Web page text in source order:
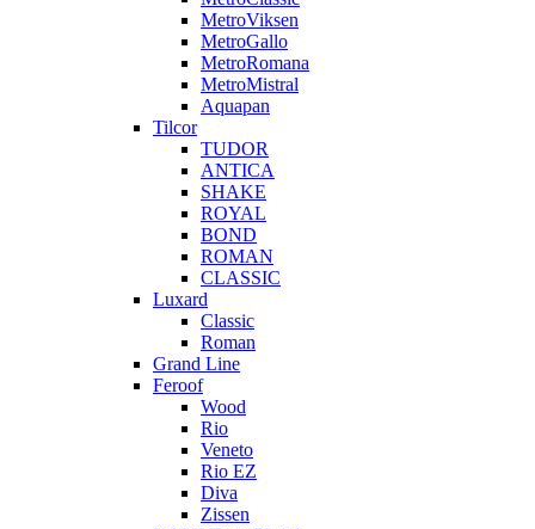
MetroViksen
MetroGallo
MetroRomana
MetroMistral
Aquapan
Tilcor
TUDOR
ANTICA
SHAKE
ROYAL
BOND
ROMAN
CLASSIC
Luxard
Classic
Roman
Grand Line
Feroof
Wood
Rio
Veneto
Rio EZ
Diva
Zissen